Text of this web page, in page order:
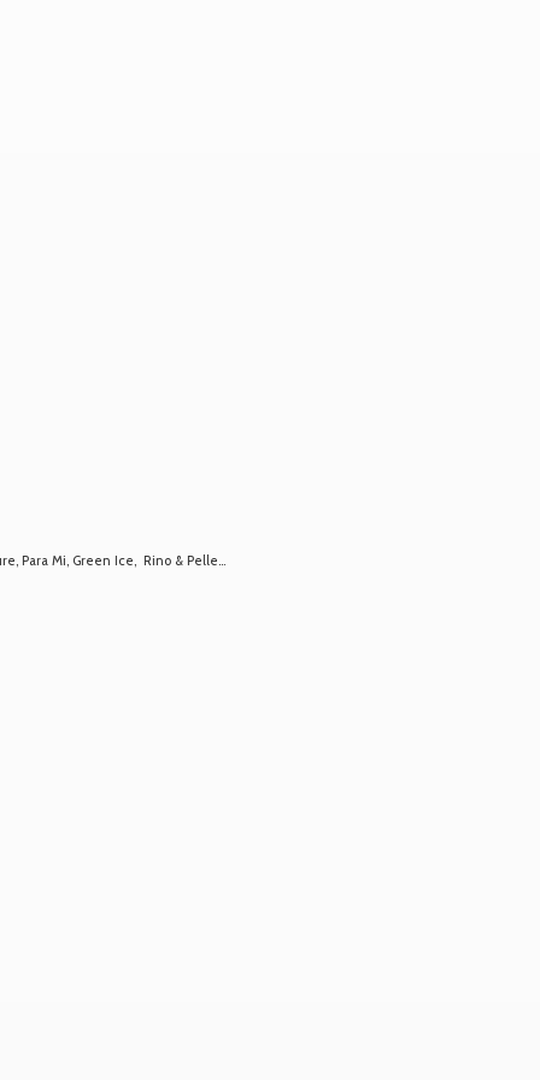
Para Mi, Green Ice, Rino & Pelle...